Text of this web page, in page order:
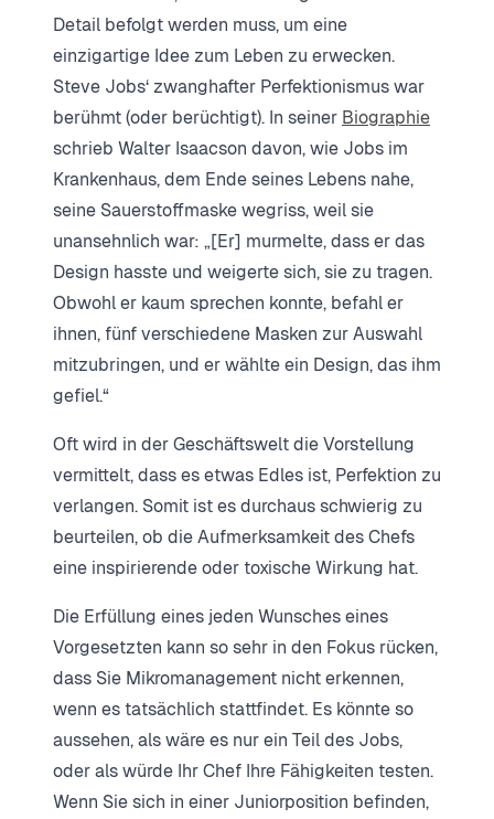
Detail befolgt werden muss, um eine
einzigartige Idee zum Leben zu erwecken.
Steve Jobs‘ zwanghafter Perfektionismus war
berühmt (oder berüchtigt). In seiner Biographie
schrieb Walter Isaacson davon, wie Jobs im
Krankenhaus, dem Ende seines Lebens nahe,
seine Sauerstoffmaske wegriss, weil sie
unansehnlich war: „[Er] murmelte, dass er das
Design hasste und weigerte sich, sie zu tragen.
Obwohl er kaum sprechen konnte, befahl er
ihnen, fünf verschiedene Masken zur Auswahl
mitzubringen, und er wählte ein Design, das ihm
gefiel.“
Oft wird in der Geschäftswelt die Vorstellung
vermittelt, dass es etwas Edles ist, Perfektion zu
verlangen. Somit ist es durchaus schwierig zu
beurteilen, ob die Aufmerksamkeit des Chefs
eine inspirierende oder toxische Wirkung hat.
Die Erfüllung eines jeden Wunsches eines
Vorgesetzten kann so sehr in den Fokus rücken,
dass Sie Mikromanagement nicht erkennen,
wenn es tatsächlich stattfindet. Es könnte so
aussehen, als wäre es nur ein Teil des Jobs,
oder als würde Ihr Chef Ihre Fähigkeiten testen.
Wenn Sie sich in einer Juniorposition befinden,